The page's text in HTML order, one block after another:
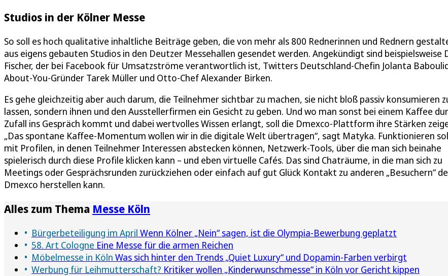
Studios in der Kölner Messe
So soll es hoch qualitative inhaltliche Beiträge geben, die von mehr als 800 Rednerinnen und Rednern
aus eigens gebauten Studios in den Deutzer Messehallen gesendet werden. Angekündigt sind beispielsweise
Fischer, der bei Facebook für Umsatzströme verantwortlich ist, Twitters Deutschland-Chefin Jolanta
About-You-Gründer Tarek Müller und Otto-Chef Alexander Birken.
Es gehe gleichzeitig aber auch darum, die Teilnehmer sichtbar zu machen, sie nicht bloß passiv konsumieren
lassen, sondern ihnen und den Ausstellerfirmen ein Gesicht zu geben. Und wo man sonst bei einem Kaffee
Zufall ins Gespräch kommt und dabei wertvolles Wissen erlangt, soll die Dmexco-Plattform ihre Stärken
„Das spontane Kaffee-Momentum wollen wir in die digitale Welt übertragen“, sagt Matyka. Funktionieren
mit Profilen, in denen Teilnehmer Interessen abstecken können, Netzwerk-Tools, über die man sich beinahe
spielerisch durch diese Profile klicken kann – und eben virtuelle Cafés. Das sind Chaträume, in die man sich zu
Meetings oder Gesprächsrunden zurückziehen oder einfach auf gut Glück Kontakt zu anderen „Besuchern“
Dmexco herstellen kann.
Alles zum Thema Messe Köln
Bürgerbeteiligung im April Wenn Kölner „Nein“ sagen, ist die Olympia-Bewerbung geplatzt
58. Art Cologne Eine Messe für die armen Reichen
Möbelmesse in Köln Was sich hinter den Trends „Quiet Luxury“ und Dopamin-Farben verbirgt
Werbung für Leihmutterschaft? Kritiker wollen „Kinderwunschmesse“ in Köln vor Gericht kippen